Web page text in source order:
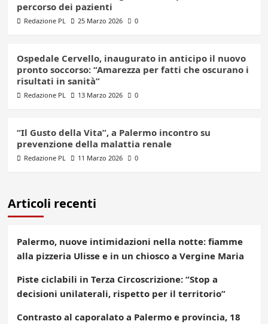
percorso dei pazienti
Redazione PL 25 Marzo 2026 0
Ospedale Cervello, inaugurato in anticipo il nuovo
pronto soccorso: “Amarezza per fatti che oscurano i
risultati in sanità”
Redazione PL 13 Marzo 2026 0
“Il Gusto della Vita”, a Palermo incontro su
prevenzione della malattia renale
Redazione PL 11 Marzo 2026 0
Articoli recenti
Palermo, nuove intimidazioni nella notte: fiamme
alla pizzeria Ulisse e in un chiosco a Vergine Maria
Piste ciclabili in Terza Circoscrizione: “Stop a
decisioni unilaterali, rispetto per il territorio”
Contrasto al caporalato a Palermo e provincia, 18